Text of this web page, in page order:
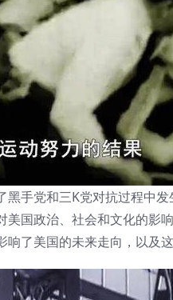
手党和三K党对抗过程中
国政治、社会和文化的影响
了美国的未来走向，以及